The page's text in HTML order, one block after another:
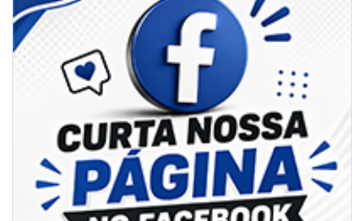
07/08/2026 | 07:00
Prefeitura de Itapema segue com credenciamento aberto para artistas e
produtores culturais